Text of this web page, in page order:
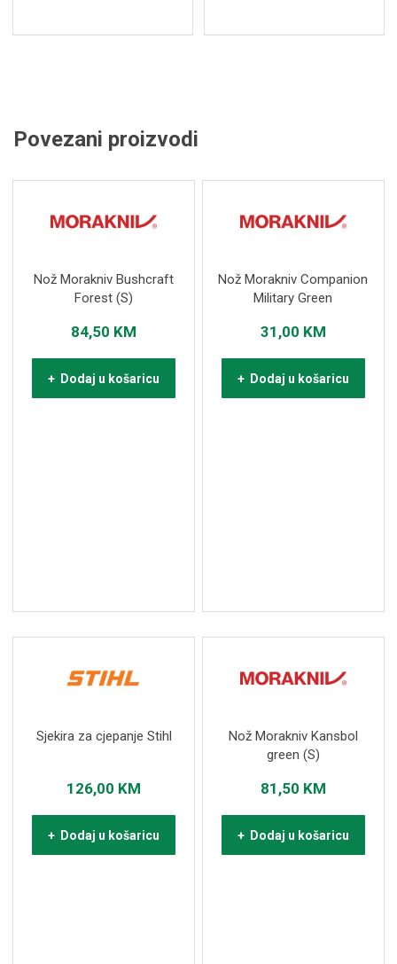
Povezani proizvodi
Nož Morakniv Bushcraft
Forest (S)
84,50 KM
+ Dodaj u košaricu
Nož Morakniv Companion
Military Green
31,00 KM
+ Dodaj u košaricu
Sjekira za cjepanje Stihl
126,00 KM
+ Dodaj u košaricu
Nož Morakniv Kansbol
green (S)
81,50 KM
+ Dodaj u košaricu